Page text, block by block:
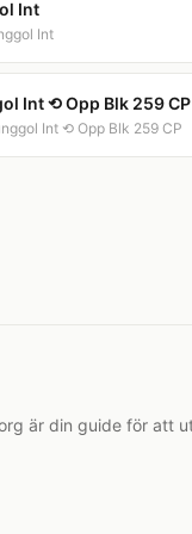
Int
Int
Int ⟲ Opp Blk 259 CP
Int ⟲ Opp Blk 259 CP
är din guide för att